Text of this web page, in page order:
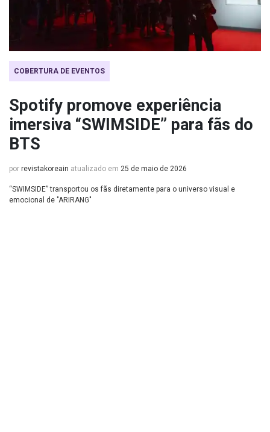
COBERTURA DE EVENTOS
Spotify promove experiência
imersiva “SWIMSIDE” para fãs do
BTS
por revistakoreain atualizado em 25 de maio de 2026
“SWIMSIDE” transportou os fãs diretamente para o universo visual e
emocional de "ARIRANG"